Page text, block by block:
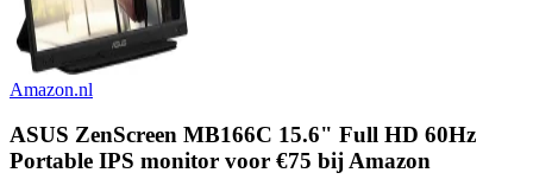
Amazon.nl
ASUS ZenScreen MB166C 15.6" Full HD 60Hz
Portable IPS monitor voor €75 bij Amazon